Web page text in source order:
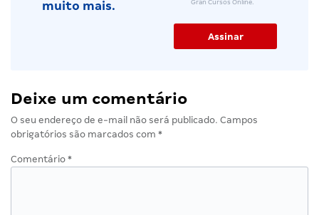
muito mais.
Gran Cursos Online.
Deixe um comentário
O seu endereço de e-mail não será publicado. Campos
obrigatórios são marcados com *
Comentário *